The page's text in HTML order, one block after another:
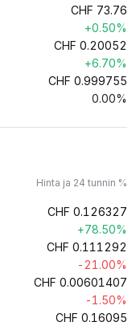
CHF 73.76
+0.50%
CHF 0.20052
+6.70%
CHF 0.999755
0.00%
Hinta ja 24 tunnin %
CHF 0.126327
+78.50%
CHF 0.111292
-21.00%
CHF 0.00601407
-1.50%
CHF 0.16095